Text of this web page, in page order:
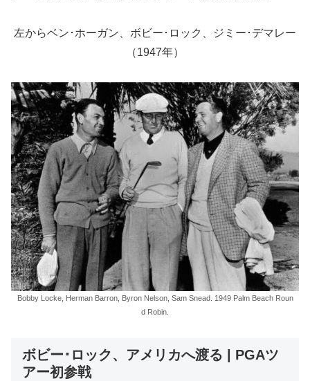
左からベン･ホーガン、ボビー･ロック、ジミー･デマレー
（1947年）
Bobby Locke, Herman Barron, Byron Nelson, Sam Snead. 1949 Palm Beach Roun
d Robin.
ボビー･ロック、アメリカへ渡る | PGAツ
アー初参戦